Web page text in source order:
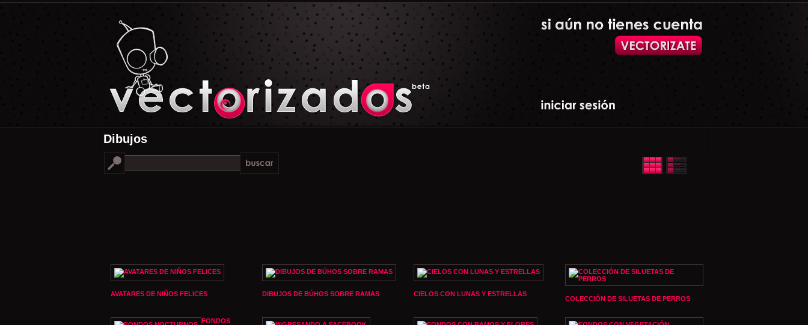
Dibujos
AVATARES DE NIÑOS FELICES DIBUJOS DE BÚHOS SOBRE RAMAS CIELOS CON LUNAS Y ESTRELLAS
COLECCIÓN DE SILUETAS DE PERROS
FONDOS